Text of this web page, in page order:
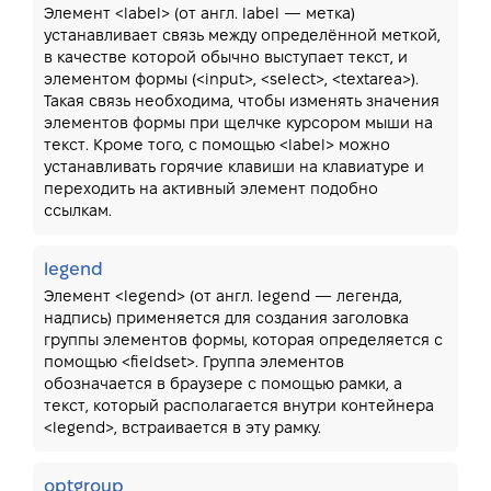
Элемент <label> (от англ. label — метка)
устанавливает связь между определённой меткой,
в качестве которой обычно выступает текст, и
элементом формы (<input>, <select>, <textarea>).
Такая связь необходима, чтобы изменять значения
элементов формы при щелчке курсором мыши на
текст. Кроме того, с помощью <label> можно
устанавливать горячие клавиши на клавиатуре и
переходить на активный элемент подобно
ссылкам.
legend
Элемент <legend> (от англ. legend — легенда,
надпись) применяется для создания заголовка
группы элементов формы, которая определяется с
помощью <fieldset>. Группа элементов
обозначается в браузере с помощью рамки, а
текст, который располагается внутри контейнера
<legend>, встраивается в эту рамку.
optgroup